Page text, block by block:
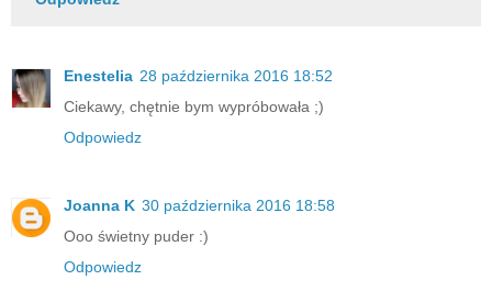
Enestelia 28 października 2016 18:52
Ciekawy, chętnie bym wypróbowała ;)
Odpowiedz
Joanna K 30 października 2016 18:58
Ooo świetny puder :)
Odpowiedz